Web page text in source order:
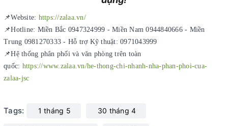
📌Website: https://zalaa.vn/
📌Hotline: Miền Bắc 0947324999 - Miền Nam 0944840666 - Miền
Trung 0981270333 - Hỗ trợ Kỹ thuật: 0971043999
📌Hệ thống phân phối và văn phòng trên toàn
quốc: https://www.zalaa.vn/he-thong-chi-nhanh-nha-phan-phoi-cua-
zalaa-jsc
Tags: 1 tháng 5 30 tháng 4